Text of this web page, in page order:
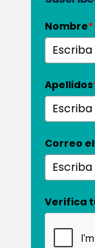
Nombre*
Apellidos
Correo
Verifica